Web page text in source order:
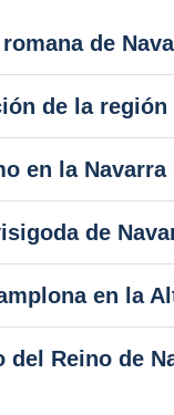
de
de la región
en la Navarra
de
en la
Reino de